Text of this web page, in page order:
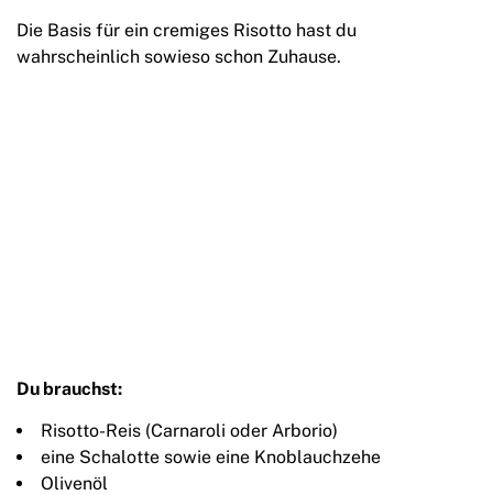
Die Basis für ein cremiges Risotto hast du
wahrscheinlich sowieso schon Zuhause.
Du brauchst:
Risotto-Reis (Carnaroli oder Arborio)
eine Schalotte sowie eine Knoblauchzehe
Olivenöl